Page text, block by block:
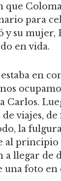
que
para
y su
en vida.
en
Carlos.
viajes,
la
al
a llegar de
foto en